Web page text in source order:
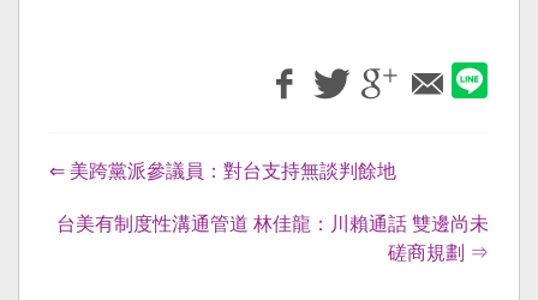
⇐ 美跨黨派參議員：對台支持無談判餘地
台美有制度性溝通管道 林佳龍：川賴通話 雙邊尚未
磋商規劃 ⇒